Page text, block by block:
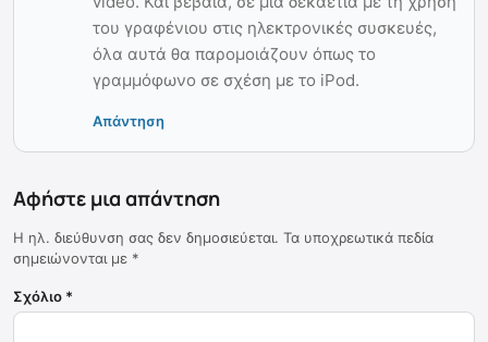
του γραφένιου στις ηλεκτρονικές συσκευές,
όλα αυτά θα παρομοιάζουν όπως το
γραμμόφωνο σε σχέση με το iPod.
Απάντηση
Αφήστε μια απάντηση
Η ηλ. διεύθυνση σας δεν δημοσιεύεται. Τα υποχρεωτικά πεδία
σημειώνονται με *
Σχόλιο *